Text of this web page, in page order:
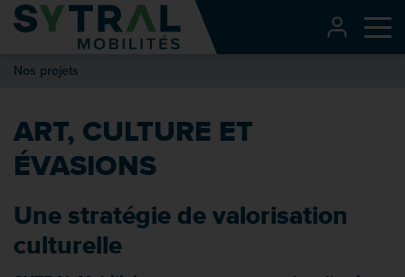
Contenu
Entête de page
Pied de page
Nos projets
ART, CULTURE ET
ÉVASIONS
Une stratégie de valorisation
culturelle